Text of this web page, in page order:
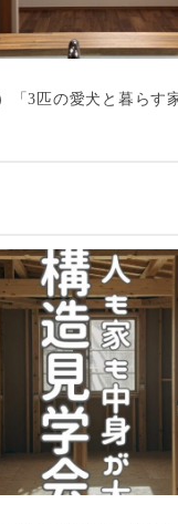
「3匹の愛犬と暮らす